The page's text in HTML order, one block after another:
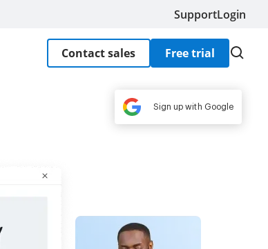
SupportLogin
Contact sales Free trial
Sign up with Google